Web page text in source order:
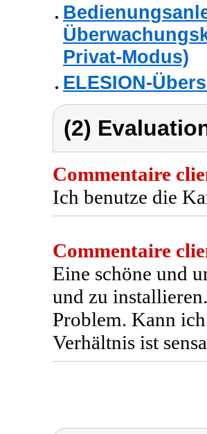
Privat-Modus)
ELESION-
(2)
Commentaire
Ich benutze die
Commentaire
Eine schöne und
und zu
Problem. Kann
Verhältnis ist